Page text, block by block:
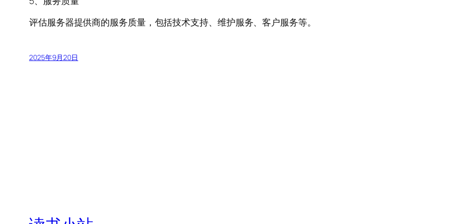
评估服务器提供商的服务质量，包括技术支持、维护服务、客户服务等。
2025年9月20日